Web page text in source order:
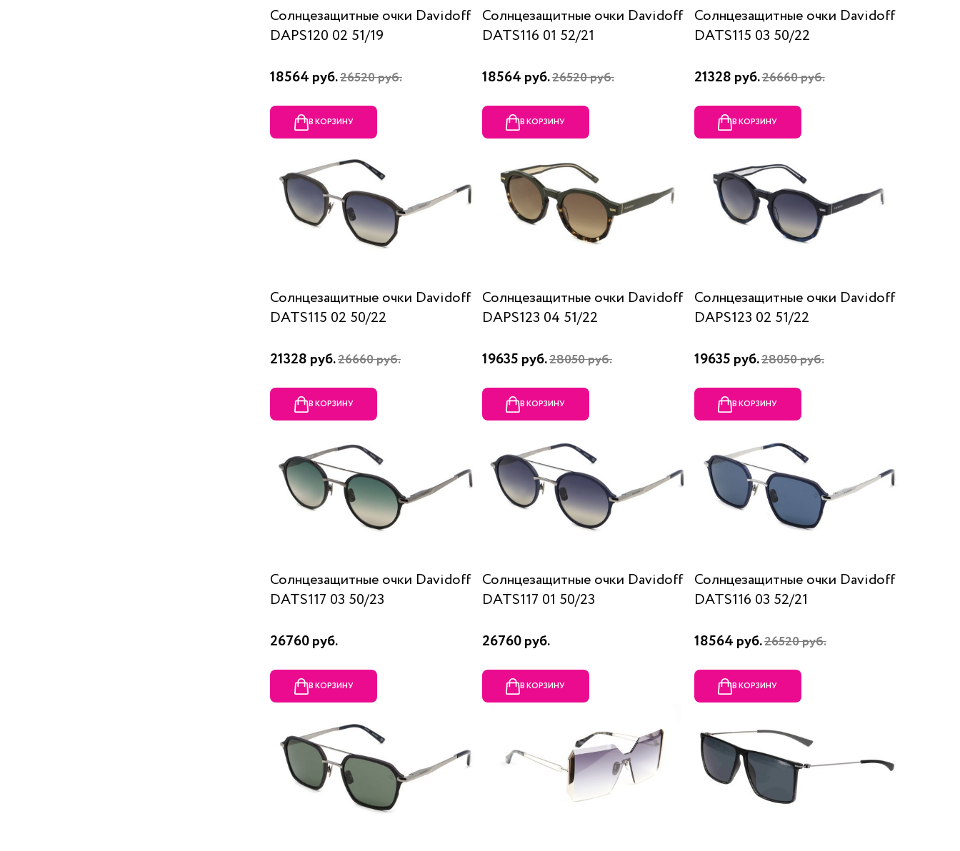
Солнцезащитные очки Davidoff
DAPS120 02 51/19
18564 руб.26520 руб.
В КОРЗИНУ
Солнцезащитные очки Davidoff
DATS116 01 52/21
18564 руб.26520 руб.
В КОРЗИНУ
Солнцезащитные очки Davidoff
DATS115 03 50/22
21328 руб.26660 руб.
В КОРЗИНУ
Солнцезащитные очки Davidoff
DATS115 02 50/22
21328 руб.26660 руб.
В КОРЗИНУ
Солнцезащитные очки Davidoff
DAPS123 04 51/22
19635 руб.28050 руб.
В КОРЗИНУ
Солнцезащитные очки Davidoff
DAPS123 02 51/22
19635 руб.28050 руб.
В КОРЗИНУ
Солнцезащитные очки Davidoff
DATS117 03 50/23
26760 руб.
В КОРЗИНУ
Солнцезащитные очки Davidoff
DATS117 01 50/23
26760 руб.
В КОРЗИНУ
Солнцезащитные очки Davidoff
DATS116 03 52/21
18564 руб.26520 руб.
В КОРЗИНУ